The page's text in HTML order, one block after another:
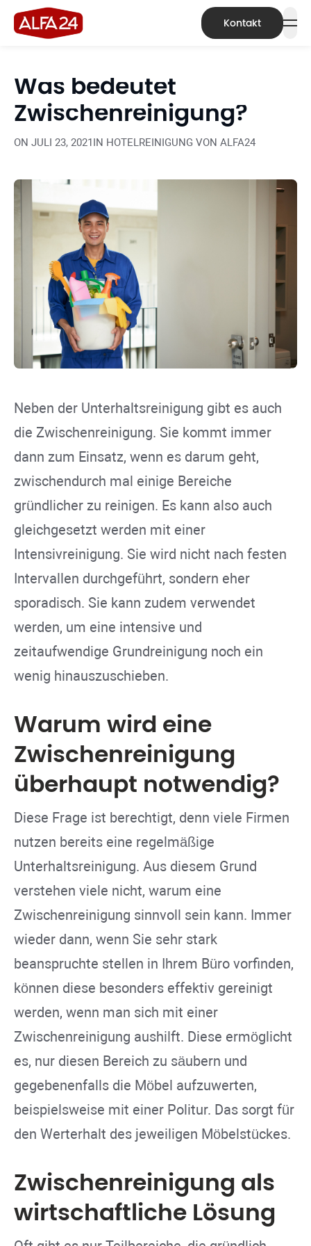
Kontakt
Was bedeutet
Zwischenreinigung?
ON JULI 23, 2021IN HOTELREINIGUNG VON ALFA24
Neben der Unterhaltsreinigung gibt es auch
die Zwischenreinigung. Sie kommt immer
dann zum Einsatz, wenn es darum geht,
zwischendurch mal einige Bereiche
gründlicher zu reinigen. Es kann also auch
gleichgesetzt werden mit einer
Intensivreinigung. Sie wird nicht nach festen
Intervallen durchgeführt, sondern eher
sporadisch. Sie kann zudem verwendet
werden, um eine intensive und
zeitaufwendige Grundreinigung noch ein
wenig hinauszuschieben.
Warum wird eine
Zwischenreinigung
überhaupt notwendig?
Diese Frage ist berechtigt, denn viele Firmen
nutzen bereits eine regelmäßige
Unterhaltsreinigung. Aus diesem Grund
verstehen viele nicht, warum eine
Zwischenreinigung sinnvoll sein kann. Immer
wieder dann, wenn Sie sehr stark
beanspruchte stellen in Ihrem Büro vorfinden,
können diese besonders effektiv gereinigt
werden, wenn man sich mit einer
Zwischenreinigung aushilft. Diese ermöglicht
es, nur diesen Bereich zu säubern und
gegebenenfalls die Möbel aufzuwerten,
beispielsweise mit einer Politur. Das sorgt für
den Werterhalt des jeweiligen Möbelstückes.
Zwischenreinigung als
wirtschaftliche Lösung